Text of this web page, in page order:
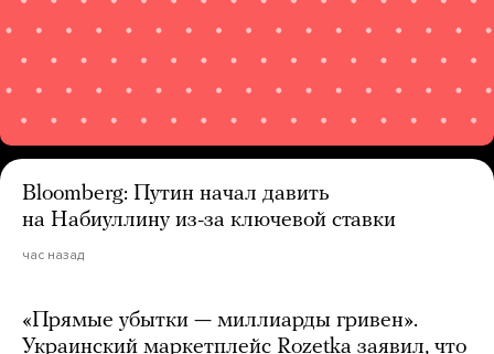
Bloomberg: Путин начал давить
на Набиуллину из-за ключевой ставки
час назад
«Прямые убытки — миллиарды гривен».
Украинский маркетплейс Rozetka заявил, что